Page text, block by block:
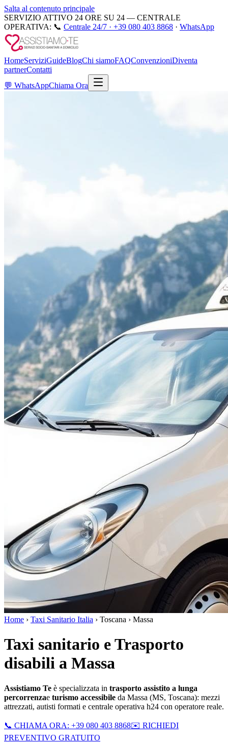
Salta al contenuto principale
SERVIZIO ATTIVO 24 ORE SU 24 — CENTRALE
OPERATIVA: 📞 Centrale 24/7 · +39 080 403 8868 · WhatsApp
HomeServiziGuideBlogChi siamoFAQConvenzioniDiventa
partnerContatti
💬 WhatsAppChiama Ora
Home › Taxi Sanitario Italia › Toscana › Massa
Taxi sanitario e Trasporto
disabili a Massa
Assistiamo Te è specializzata in trasporto assistito a lunga
percorrenzae turismo accessibile da Massa (MS, Toscana): mezzi
attrezzati, autisti formati e centrale operativa h24 con operatore reale.
📞 CHIAMA ORA: +39 080 403 8868✉️ RICHIEDI
PREVENTIVO GRATUITO